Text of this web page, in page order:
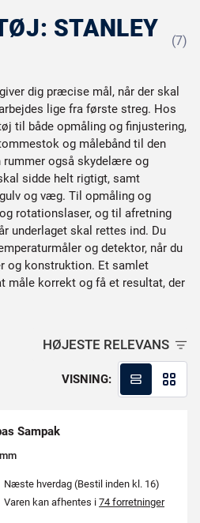
STANLEY
(7)
dig præcise mål, når der skal
lige fra første streg. Hos
til både opmåling og finjustering,
og målebånd til den
også skydelære og
sidde helt rigtigt, samt
og væg. Til opmåling og
rotationslaser, og til afretning
underlaget skal rettes ind. Du
og detektor, når du
og konstruktion. Et samlet
måle korrekt og få et resultat, der
HØJESTE RELEVANS
VISNING:
Sampak
mm
Næste hverdag (Bestil inden kl. 16)
Varen kan afhentes i 74 forretninger